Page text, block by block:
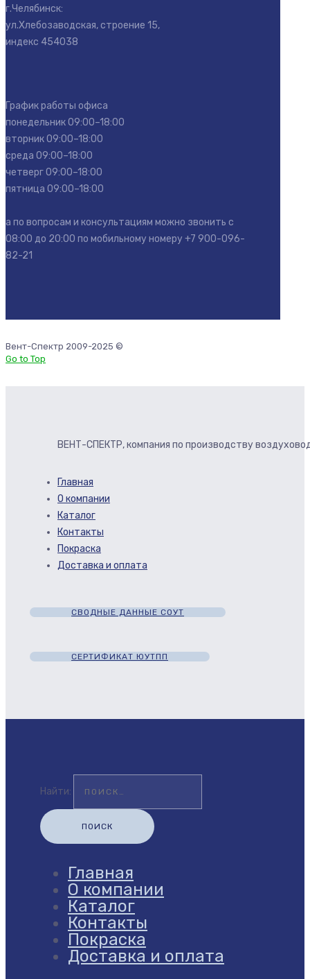
г.Челябинск:
ул.Хлебозаводская, строение 15,
индекс 454038
График работы офиса
понедельник 09:00–18:00
вторник 09:00–18:00
среда 09:00–18:00
четверг 09:00–18:00
пятница 09:00–18:00
а по вопросам и консультациям можно звонить с
08:00 до 20:00 по мобильному номеру +7 900-096-
82-21
Вент-Спектр 2009-2025 ©
Go to Top
ВЕНТ-СПЕКТР, компания по производству
Главная
О компании
Каталог
Контакты
Покраска
Доставка и оплата
СВОДНЫЕ ДАННЫЕ СОУТ
СЕРТИФИКАТ ЮУТПП
Найти:
Главная
О компании
Каталог
Контакты
Покраска
Доставка и оплата